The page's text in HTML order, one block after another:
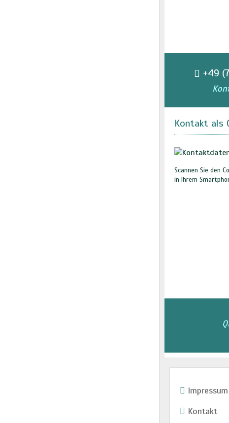
+49
Kontakt als
Scannen Sie den
in Ihrem
Impressum
Kontakt